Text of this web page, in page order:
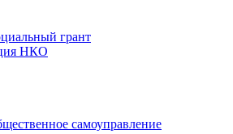
грант
НКО
самоуправление